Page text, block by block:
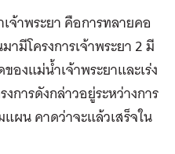
จ้าพระยา คือการทลายคอ
มีโครงการเจ้าพระยา 2 มี
งแม่น้ำเจ้าพระยาและเร่ง
การดังกล่าวอยู่ระหว่างการ
ผน คาดว่าจะแล้วเสร็จใน